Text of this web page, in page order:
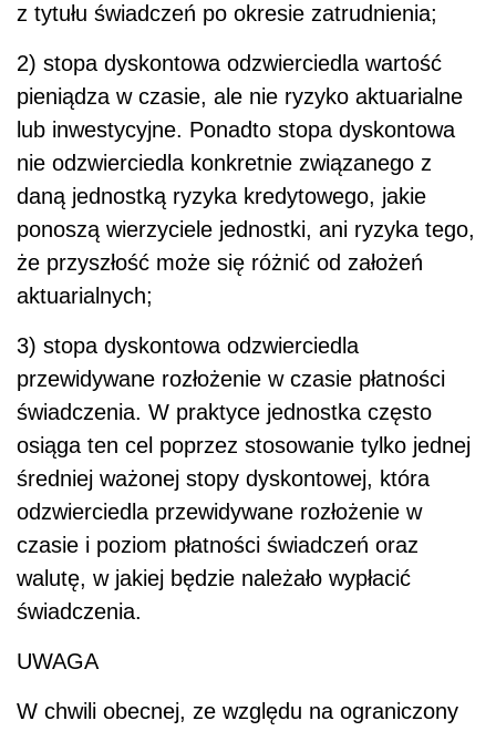
z tytułu świadczeń po okresie zatrudnienia;
2) stopa dyskontowa odzwierciedla wartość
pieniądza w czasie, ale nie ryzyko aktuarialne
lub inwestycyjne. Ponadto stopa dyskontowa
nie odzwierciedla konkretnie związanego z
daną jednostką ryzyka kredytowego, jakie
ponoszą wierzyciele jednostki, ani ryzyka tego,
że przyszłość może się różnić od założeń
aktuarialnych;
3) stopa dyskontowa odzwierciedla
przewidywane rozłożenie w czasie płatności
świadczenia. W praktyce jednostka często
osiąga ten cel poprzez stosowanie tylko jednej
średniej ważonej stopy dyskontowej, która
odzwierciedla przewidywane rozłożenie w
czasie i poziom płatności świadczeń oraz
walutę, w jakiej będzie należało wypłacić
świadczenia.
UWAGA
W chwili obecnej, ze względu na ograniczony